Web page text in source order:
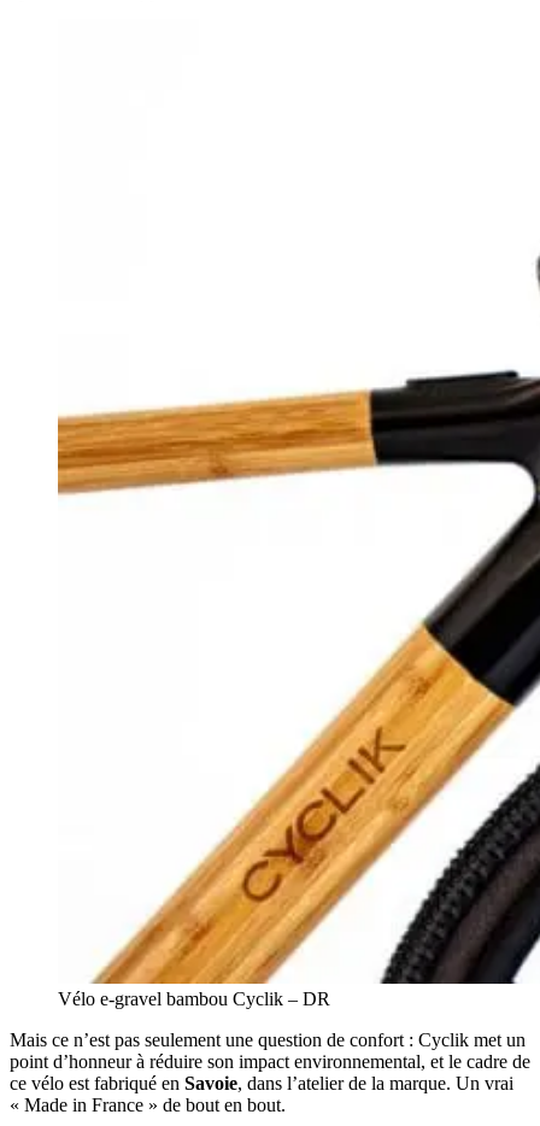
Vélo e-gravel bambou Cyclik – DR
Mais ce n’est pas seulement une question de confort : Cyclik met un
point d’honneur à réduire son impact environnemental, et le cadre de
ce vélo est fabriqué en Savoie, dans l’atelier de la marque. Un vrai
« Made in France » de bout en bout.